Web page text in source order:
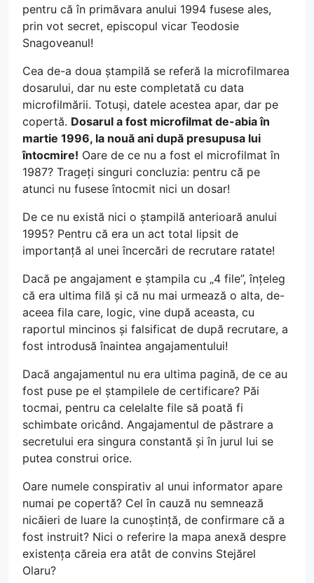
pentru că în primăvara anului 1994 fusese ales,
prin vot secret, episcopul vicar Teodosie
Snagoveanul!
Cea de-a doua ștampilă se referă la microfilmarea
dosarului, dar nu este completată cu data
microfilmării. Totuși, datele acestea apar, dar pe
copertă. Dosarul a fost microfilmat de-abia în
martie 1996, la nouă ani după presupusa lui
întocmire! Oare de ce nu a fost el microfilmat în
1987? Trageți singuri concluzia: pentru că pe
atunci nu fusese întocmit nici un dosar!
De ce nu există nici o ștampilă anterioară anului
1995? Pentru că era un act total lipsit de
importanță al unei încercări de recrutare ratate!
Dacă pe angajament e ștampila cu „4 file”, înțeleg
că era ultima filă și că nu mai urmează o alta, de-
aceea fila care, logic, vine după aceasta, cu
raportul mincinos și falsificat de după recrutare, a
fost introdusă înaintea angajamentului!
Dacă angajamentul nu era ultima pagină, de ce au
fost puse pe el ștampilele de certificare? Păi
tocmai, pentru ca celelalte file să poată fi
schimbate oricând. Angajamentul de păstrare a
secretului era singura constantă și în jurul lui se
putea construi orice.
Oare numele conspirativ al unui informator apare
numai pe copertă? Cel în cauză nu semnează
nicăieri de luare la cunoștință, de confirmare că a
fost instruit? Nici o referire la mapa anexă despre
existența căreia era atât de convins Stejărel
Olaru?